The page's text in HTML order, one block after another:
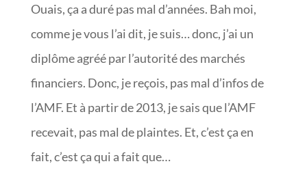
Ouais, ça a duré pas mal d’années. Bah moi,
comme je vous l’ai dit, je suis… donc, j’ai un
diplôme agréé par l’autorité des marchés
financiers. Donc, je reçois, pas mal d’infos de
l’AMF. Et à partir de 2013, je sais que l’AMF
recevait, pas mal de plaintes. Et, c’est ça en
fait, c’est ça qui a fait que…